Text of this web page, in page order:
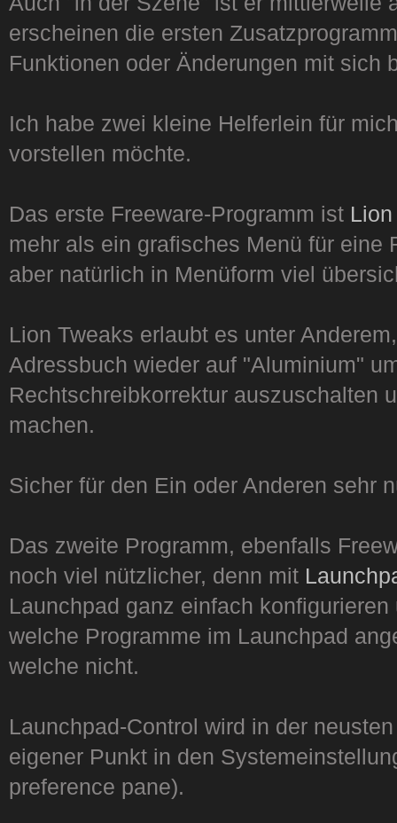
erscheinen die ersten
Funktionen oder Änderungen mit sich
Ich habe zwei kleine Helferlein für
vorstellen möchte.
Das erste Freeware-Programm ist
mehr als ein grafisches Menü für eine
aber natürlich in Menüform viel
Lion Tweaks erlaubt es unter
Adressbuch wieder auf "Aluminium"
Rechtschreibkorrektur auszuschalten
machen.
Sicher für den Ein oder Anderen sehr
Das zweite Programm, ebenfalls
noch viel nützlicher, denn mit
Launchpad ganz einfach
welche Programme im Launchpad
welche nicht.
Launchpad-Control wird in der
eigener Punkt in den
preference pane).